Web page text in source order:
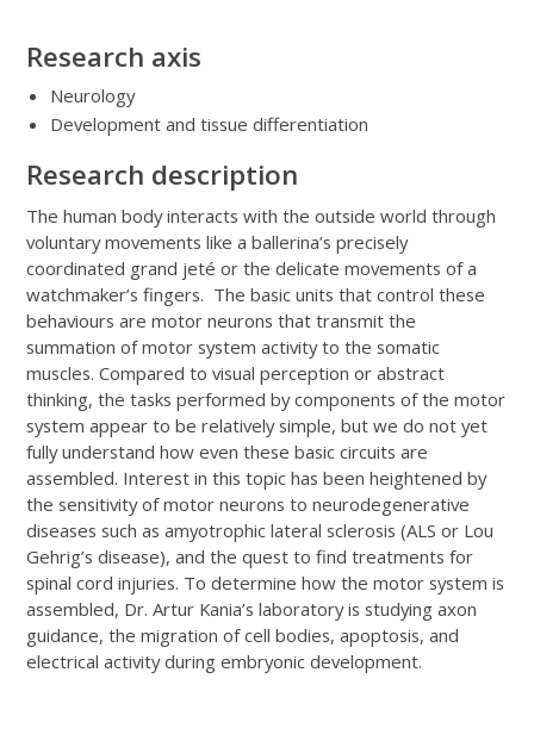
Research axis
Neurology
Development and tissue differentiation
Research description
The human body interacts with the outside world through
voluntary movements like a ballerina’s precisely
coordinated grand jeté or the delicate movements of a
watchmaker’s fingers. The basic units that control these
behaviours are motor neurons that transmit the
summation of motor system activity to the somatic
muscles. Compared to visual perception or abstract
thinking, the tasks performed by components of the motor
system appear to be relatively simple, but we do not yet
fully understand how even these basic circuits are
assembled. Interest in this topic has been heightened by
the sensitivity of motor neurons to neurodegenerative
diseases such as amyotrophic lateral sclerosis (ALS or Lou
Gehrig’s disease), and the quest to find treatments for
spinal cord injuries. To determine how the motor system is
assembled, Dr. Artur Kania’s laboratory is studying axon
guidance, the migration of cell bodies, apoptosis, and
electrical activity during embryonic development.